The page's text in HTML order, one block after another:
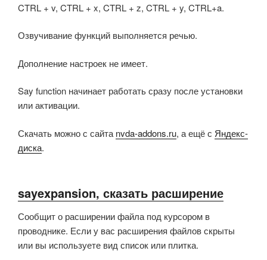
CTRL + v, CTRL + x, CTRL + z, CTRL + y, CTRL+a.
Озвучивание функций выполняется речью.
Дополнение настроек не имеет.
Say function начинает работать сразу после установки
или активации.
Скачать можно с сайта nvda-addons.ru, а ещё с Яндекс-
диска.
sayexpansion, сказать расширение
Сообщит о расширении файла под курсором в
проводнике. Если у вас расширения файлов скрыты
или вы используете вид список или плитка.